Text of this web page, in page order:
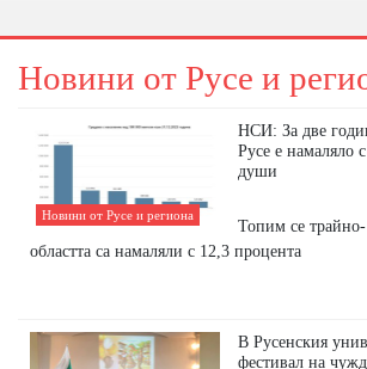
Новини от Русе и
Новини от Русе и региона
НСИ: За две
Русе е намаляло
души
Топим се
областта са намаляли с 12,3 процента
В Русенския
фестивал на